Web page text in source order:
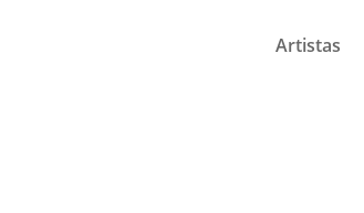
Artistas